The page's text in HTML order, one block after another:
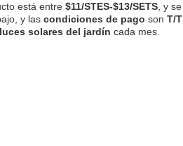
está entre $11/STES-$13/SETS , y se
y las condiciones de pago son T/T
solares del jardín cada mes.